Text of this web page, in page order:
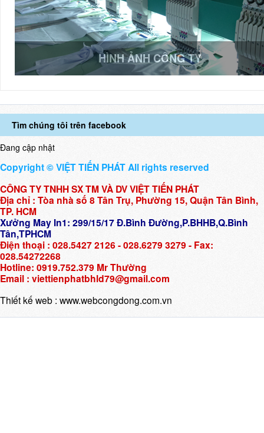
HÌNH ẢNH CÔNG TY
Tìm chúng tôi trên facebook
Đang cập nhật
Copyright © VIỆT TIẾN PHÁT All rights reserved
CÔNG TY TNHH SX TM VÀ DV VIỆT TIẾN PHÁT
Địa chỉ : Tòa nhà số 8 Tân Trụ, Phường 15, Quận Tân Bình,
TP. HCM
Xưởng May In1: 299/15/17 Đ.Bình Đường,P.BHHB,Q.Bình
Tân,TPHCM
Điện thoại : 028.5427 2126 - 028.6279 3279 - Fax:
028.54272268
Hotline: 0919.752.379 Mr Thường
Email : viettienphatbhld79@gmail.com
Thiết kế web : www.webcongdong.com.vn